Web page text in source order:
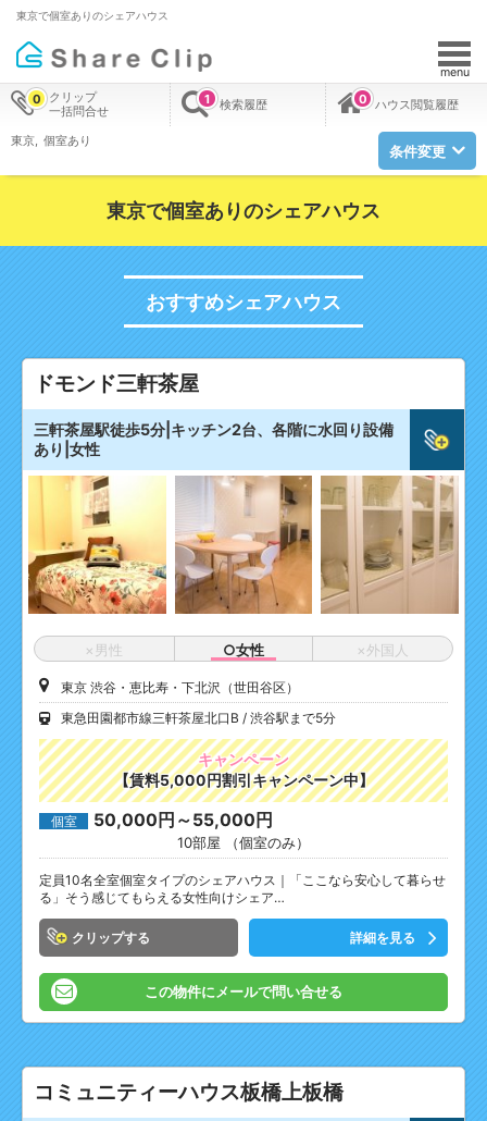
東京で個室ありのシェアハウス
menu
クリップ
一括問合せ
0 検索履歴
1 ハウス閲覧履歴
0
東京 個室あり
条件変更
東京で個室ありのシェアハウス
おすすめシェアハウス
ドモンド三軒茶屋
三軒茶屋駅徒歩5分|キッチン2台、各階に水回り設備
あり|女性
×男性 ○女性 ×外国人
東京 渋谷・恵比寿・下北沢（世田谷区）
東急田園都市線三軒茶屋北口B
渋谷駅まで5分
キャンペーン
【賃料5,000円割引キャンペーン中】
個室 50,000円～55,000円
10部屋 （個室のみ）
定員10名全室個室タイプのシェアハウス｜「ここなら安心して暮らせ
る」そう感じてもらえる女性向けシェア…
クリップ 詳細を見る
この物件にメールで問い合せる
コミュニティーハウス板橋上板橋